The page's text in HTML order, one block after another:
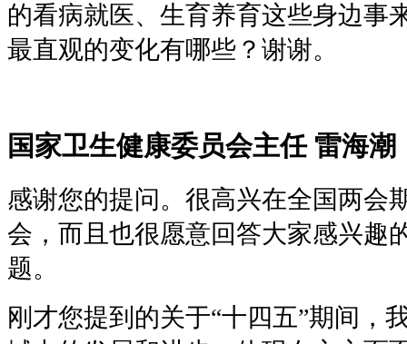
的看病就医、生育养育这些身边事
最直观的变化有哪些？谢谢。
国家卫生健康委员会主任 雷海潮
感谢您的提问。很高兴在全国两会
会，而且也很愿意回答大家感兴趣
题。
刚才您提到的关于“十四五”期间，